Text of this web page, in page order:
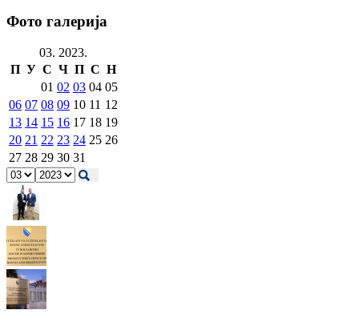
Фото галерија
03. 2023.
П У С Ч П С Н
01 02 03 04 05
06 07 08 09 10 11 12
13 14 15 16 17 18 19
20 21 22 23 24 25 26
27 28 29 30 31